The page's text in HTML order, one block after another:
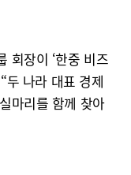
회장이 ‘한중 비즈
두 나라 대표 경제
마리를 함께 찾아